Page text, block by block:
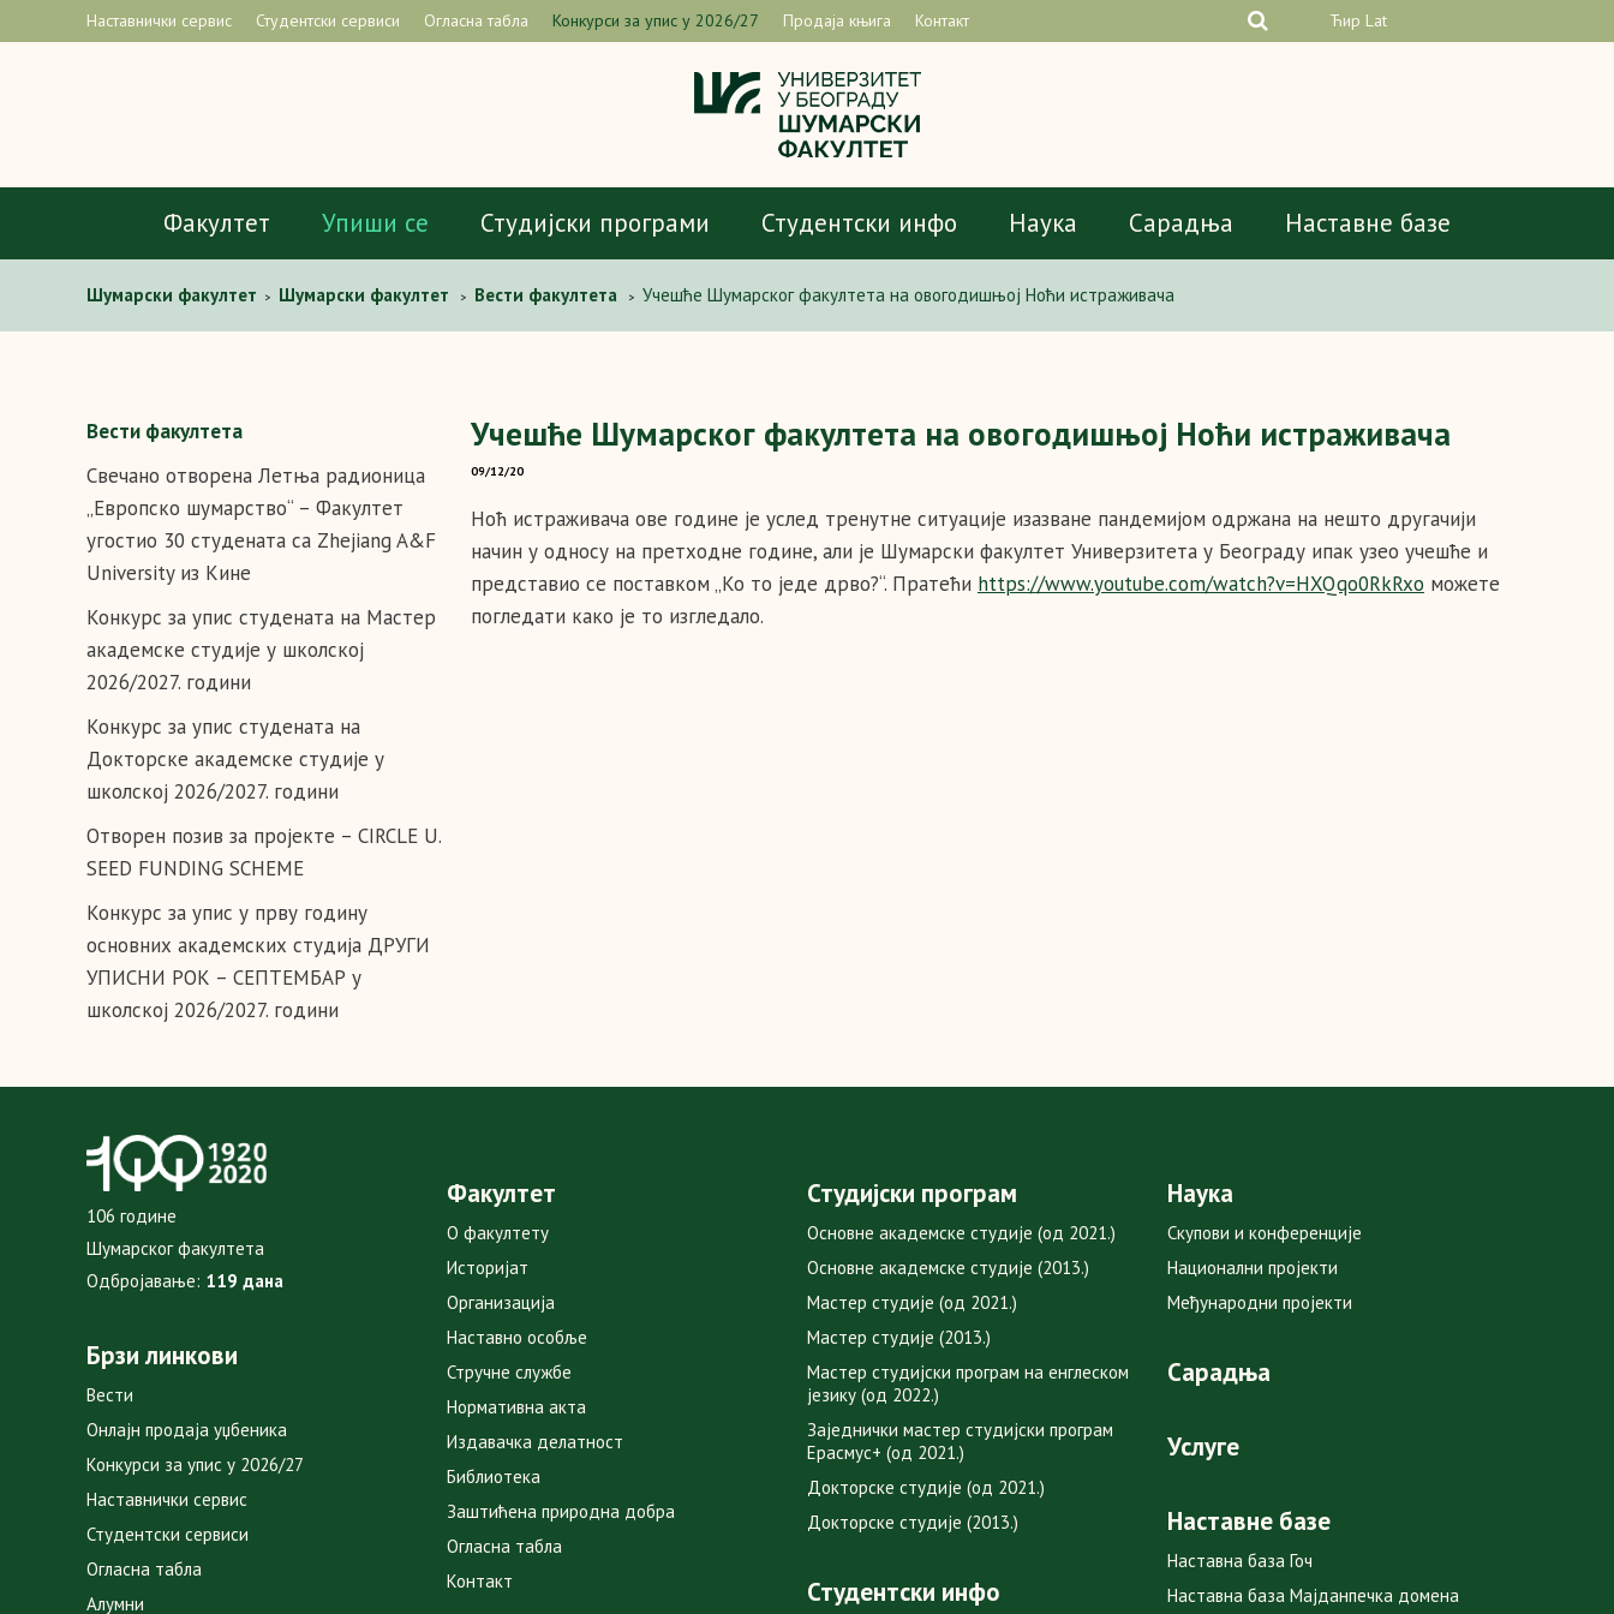
Наставнички сервис Студентски сервиси Огласна табла Конкурси за упис у 2026/27 Продаја књига Контакт Ћир Lat
Факултет Упиши се Студијски програми Студентски инфо Наука Сарадња Наставне базе
Шумарски факултет > Шумарски факултет > Вести факултета > Учешће Шумарског факултета на овогодишњој Ноћи истраживача
Вести факултета
Свечано отворена Летња радионица
„Европско шумарство“ – Факултет
угостио 30 студената са Zhejiang A&F
University из Кине
Конкурс за упис студената на Мастер
академске студије у школској
2026/2027. години
Конкурс за упис студената на
Докторске академске студије у
школској 2026/2027. години
Отворен позив за пројекте – CIRCLE U.
SEED FUNDING SCHEME
Конкурс за упис у прву годину
основних академских студија ДРУГИ
УПИСНИ РОК – СЕПТЕМБАР у
школској 2026/2027. години
Учешће Шумарског факултета на овогодишњој Ноћи истраживача
09/12/20
Ноћ истраживача ове године је услед тренутне ситуације изазване пандемијом одржана на нешто другачији
начин у односу на претходне године, али је Шумарски факултет Универзитета у Београду ипак узео учешће и
представио се поставком „Ко то једе дрво?“. Пратећи https://www.youtube.com/watch?v=HXQqo0RkRxo можете
погледати како је то изгледало.
106 године
Шумарског факултета
Одбројавање: 119 дана
Брзи линкови
Вести
Онлајн продаја уџбеника
Конкурси за упис у 2026/27
Наставнички сервис
Студентски сервиси
Огласна табла
Алумни
Факултет
О факултету
Историјат
Организација
Наставно особље
Стручне службе
Нормативна акта
Издавачка делатност
Библиотека
Заштићена природна добра
Огласна табла
Контакт
Студијски програм
Основне академске студије (од 2021.)
Основне академске студије (2013.)
Мастер студије (од 2021.)
Мастер студије (2013.)
Мастер студијски програм на енглеском
језику (од 2022.)
Заједнички мастер студијски програм
Ерасмус+ (од 2021.)
Докторске студије (од 2021.)
Докторске студије (2013.)
Студентски инфо
Наука
Скупови и конференције
Национални пројекти
Међународни пројекти
Сарадња
Услуге
Наставне базе
Наставна база Гоч
Наставна база Мајданпечка домена